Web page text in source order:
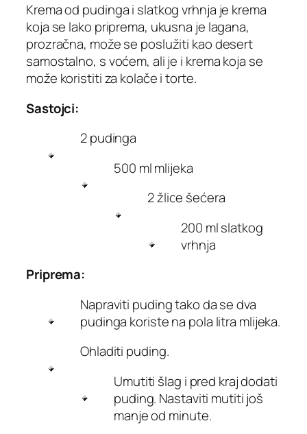
Krema od pudinga i slatkog vrhnja je krema
koja se lako priprema, ukusna je lagana,
prozračna, može se poslužiti kao desert
samostalno, s voćem, ali je i krema koja se
može koristiti za kolače i torte.
Sastojci:
2 pudinga
500 ml mlijeka
2 žlice šećera
200 ml slatkog
vrhnja
Priprema:
Napraviti puding tako da se dva
pudinga koriste na pola litra mlijeka.
Ohladiti puding.
Umutiti šlag i pred kraj dodati
puding. Nastaviti mutiti još
manje od minute.